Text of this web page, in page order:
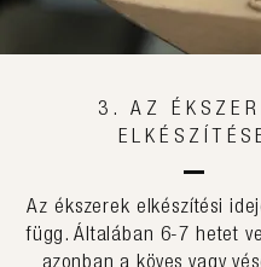
3. AZ
Az ékszerek elkészítési
függ. Általában 6-7 hetet